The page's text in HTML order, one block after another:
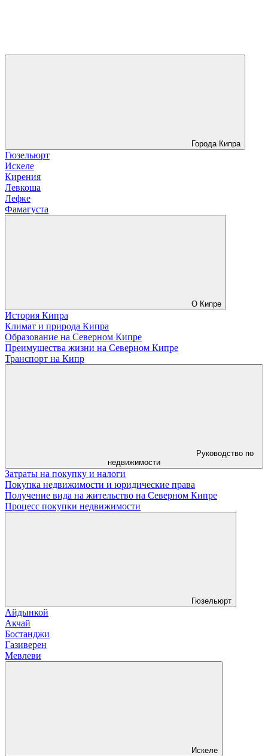
Города Кипра
Гюзельюрт
Искеле
Кирения
Левкоша
Лефке
Фамагуста
О Кипре
История Кипра
Климат и природа Кипра
Образование на Северном Кипре
Преимущества жизни на Северном Кипре
Транспорт на Кипр
Руководство по
недвижимости
Затраты на покупку и налоги
Покупка недвижимости и юридические права
Получение вида на жительство на Северном Кипре
Процесс покупки недвижимости
Гюзельюрт
Айдынкой
Акчай
Бостанджи
Газиверен
Мевлеви
Искеле